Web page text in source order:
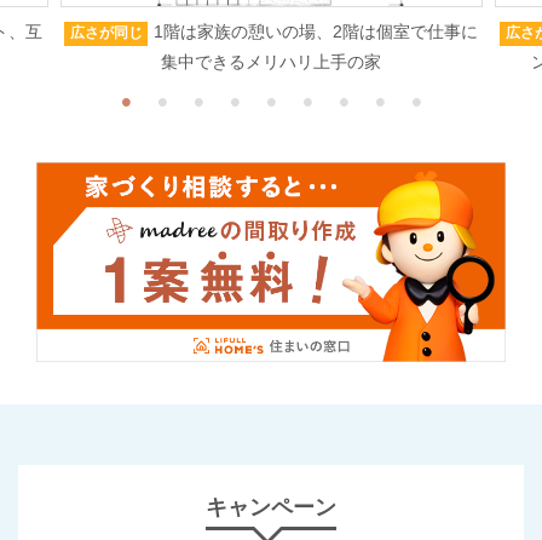
、互 広さが同じ
1階は家族の憩いの場、2階は個室で仕事に
集中できるメリハリ上手の家
広さ
キャンペーン